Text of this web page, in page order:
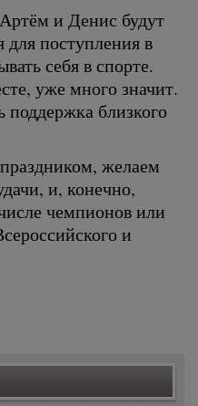
и Денис будут
для поступления в
себя в спорте.
уже много значит.
поддержка близкого
желаем
и, конечно,
чемпионов или
и